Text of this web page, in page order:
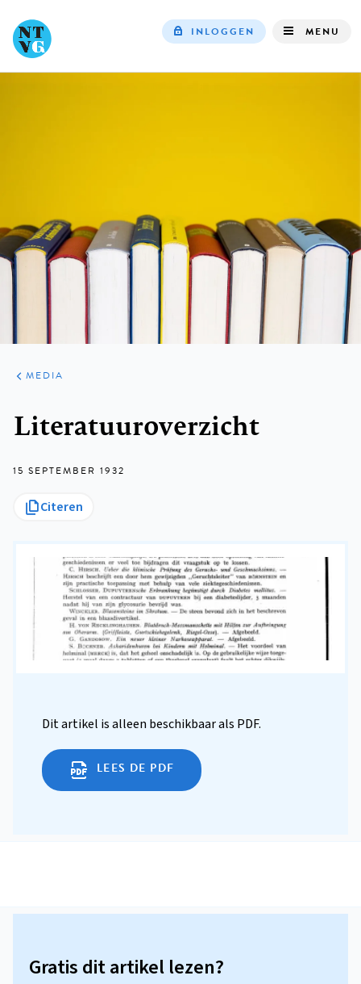
INLOGGEN MENU
ARTIKELEN
VARIA
MEDIA
Literatuuroverzicht
15 SEPTEMBER 1932
Citeren
Dit artikel is alleen beschikbaar als PDF.
LEES DE PDF
Gratis dit artikel lezen?